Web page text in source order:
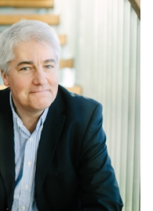
på mandag
ble det også tid til
og Bergens